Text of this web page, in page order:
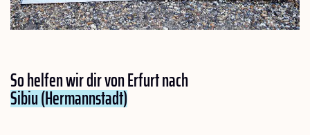
So helfen wir dir von Erfurt nach
Sibiu (Hermannstadt)